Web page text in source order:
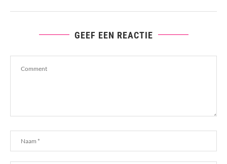
GEEF EEN REACTIE